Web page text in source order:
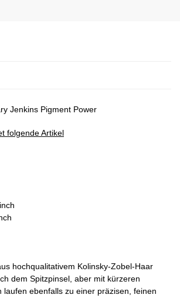
Jenkins Pigment Power
folgende Artikel
hochqualitativem Kolinsky-Zobel-Haar
dem Spitzpinsel, aber mit kürzeren
laufen ebenfalls zu einer präzisen, feinen